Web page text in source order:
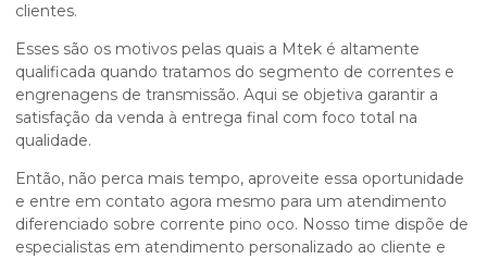
clientes.
Esses são os motivos pelas quais a Mtek é altamente
qualificada quando tratamos do segmento de correntes e
engrenagens de transmissão. Aqui se objetiva garantir a
satisfação da venda à entrega final com foco total na
qualidade.
Então, não perca mais tempo, aproveite essa oportunidade
e entre em contato agora mesmo para um atendimento
diferenciado sobre corrente pino oco. Nosso time dispõe de
especialistas em atendimento personalizado ao cliente e